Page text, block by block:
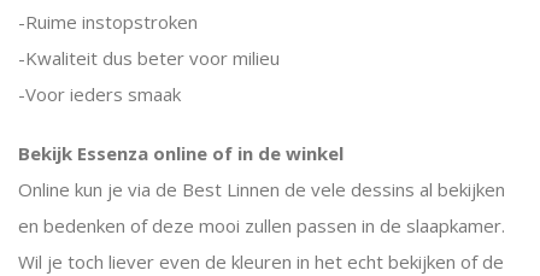
-Ruime instopstroken
-Kwaliteit dus beter voor milieu
-Voor ieders smaak
Bekijk Essenza online of in de winkel
Online kun je via de Best Linnen de vele dessins al bekijken
en bedenken of deze mooi zullen passen in de slaapkamer.
Wil je toch liever even de kleuren in het echt bekijken of de